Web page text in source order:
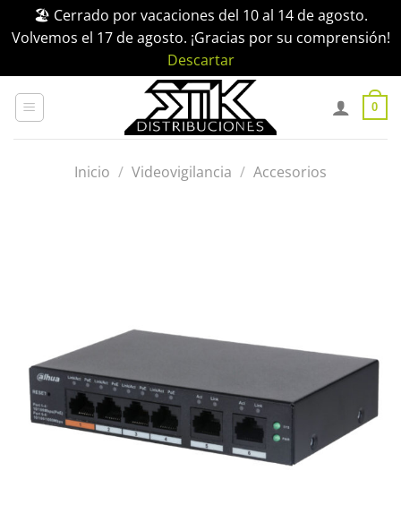
🏖️ Cerrado por vacaciones del 10 al 14 de agosto.
Volvemos el 17 de agosto. ¡Gracias por su comprensión!
Descartar
0
Inicio / Videovigilancia / Accesorios